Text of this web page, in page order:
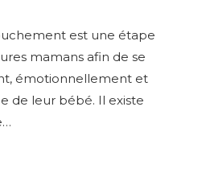
est une étape
mamans afin de se
émotionnellement et
de leur bébé. Il existe